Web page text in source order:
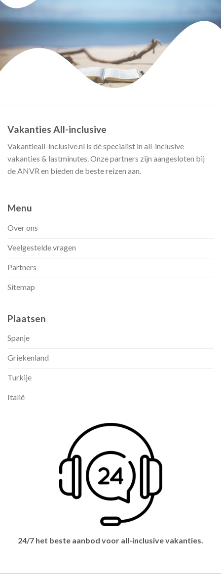
Vakanties All-inclusive
Vakantieall-inclusive.nl is dé specialist in all-inclusive
vakanties & lastminutes. Onze partners zijn aangesloten bij
de ANVR en bieden de beste reizen aan.
Menu
Over ons
Veelgestelde vragen
Partners
Sitemap
Plaatsen
Spanje
Griekenland
Turkije
Italië
24/7 het beste aanbod voor all-inclusive vakanties.